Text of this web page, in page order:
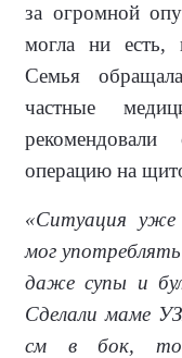
за огромной
могла ни есть,
Семья
частные
операцию на
«Ситуация уже
мог
даже супы и
Сделали маме
см в бок, то